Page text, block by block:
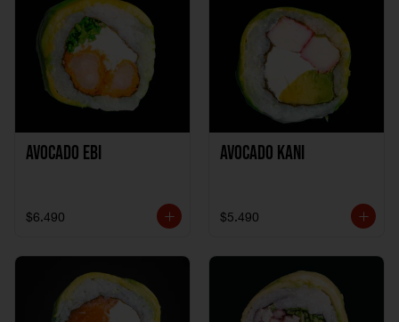
Avocado Ebi
$6.490
Avocado Kani
$5.490